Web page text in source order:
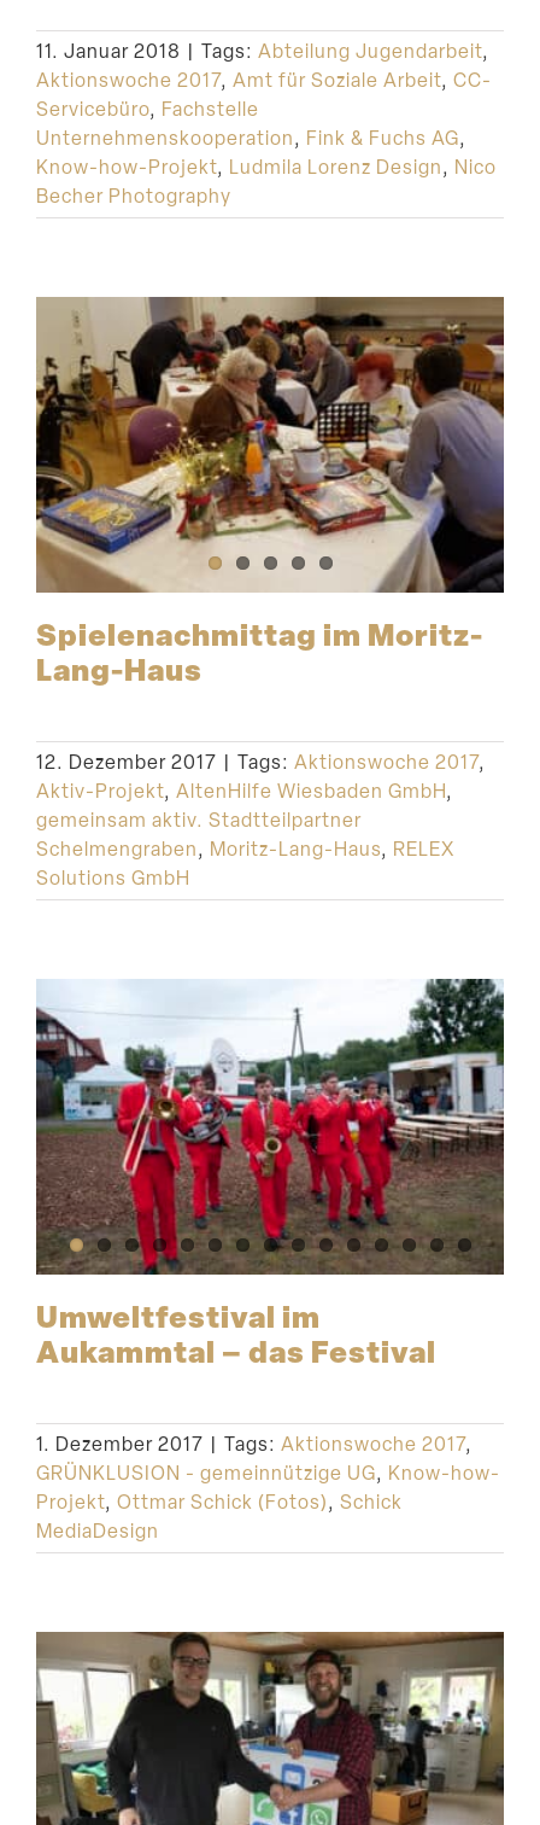
Suche
11. Januar 2018 | Tags: Abteilung Jugendarbeit,
Aktionswoche 2017, Amt für Soziale Arbeit, CC-
Servicebüro, Fachstelle
Unternehmenskooperation, Fink & Fuchs AG,
Know-how-Projekt, Ludmila Lorenz Design, Nico
Becher Photography
Spiele­nach­mittag im Moritz-
Lang-Haus
12. Dezember 2017 | Tags: Aktionswoche 2017,
Aktiv-Projekt, AltenHilfe Wiesbaden GmbH,
gemeinsam aktiv. Stadtteilpartner
Schelmengraben, Moritz-Lang-Haus, RELEX
Solutions GmbH
Umwelt­fes­tival im
Aukammtal – das Festival
1. Dezember 2017 | Tags: Aktionswoche 2017,
GRÜNKLUSION - gemeinnützige UG, Know-how-
Projekt, Ottmar Schick (Fotos), Schick
MediaDesign